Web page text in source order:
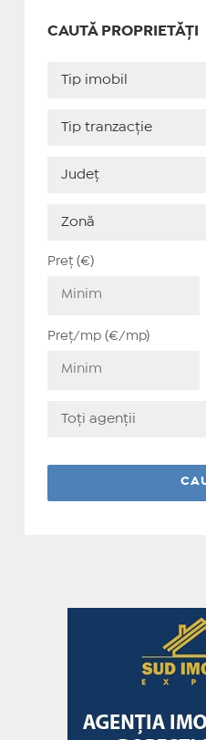
CAUTĂ PROPRIETĂȚI
Preț (€)
Preț/mp (€/mp)